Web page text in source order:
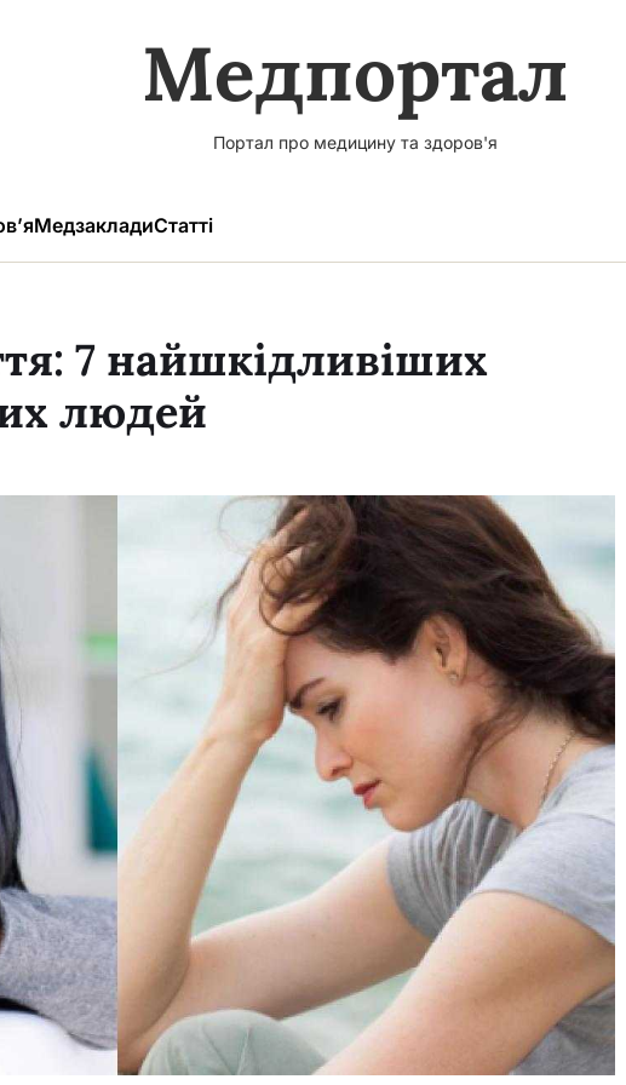
Медпортал
Портал про медицину та здоров'я
МедзакладиСтатті
7 найшкідливіших
людей